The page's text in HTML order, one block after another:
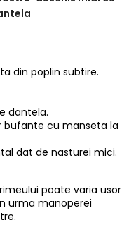
din poplin subtire.
dantela.
bufante cu manseta la
dat de nasturei mici.
poate varia usor
urma manoperei